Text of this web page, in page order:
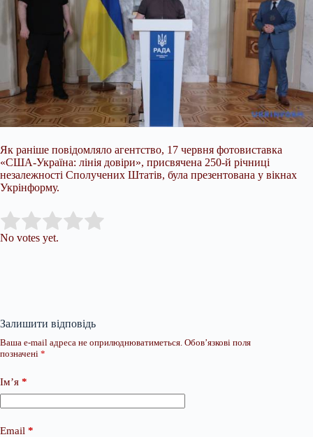
Як раніше повідомляло агентство, 17 червня фотовиставка
«США-Україна: лінія довіри», присвячена 250-й річниці
незалежності Сполучених Штатів, була презентована у вікнах
Укрінформу.
Rate this item:
No votes yet.
Залишити відповідь
Ваша e-mail адреса не оприлюднюватиметься. Обов’язкові поля
позначені *
Ім’я *
Email *